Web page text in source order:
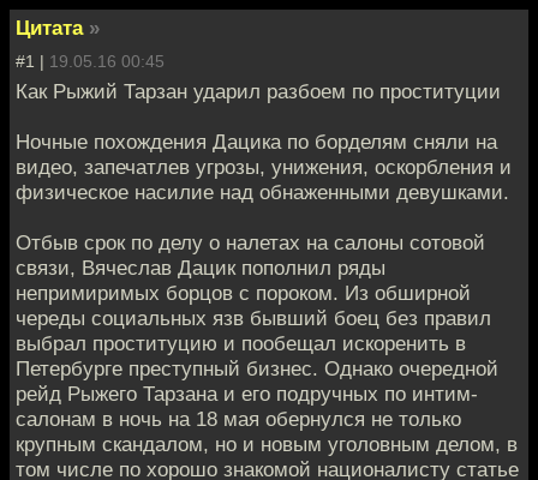
Цитата »
#1 | 19.05.16 00:45
Как Рыжий Тарзан ударил разбоем по проституции
Ночные похождения Дацика по борделям сняли на
видео, запечатлев угрозы, унижения, оскорбления и
физическое насилие над обнаженными девушками.
Отбыв срок по делу о налетах на салоны сотовой
связи, Вячеслав Дацик пополнил ряды
непримиримых борцов с пороком. Из обширной
череды социальных язв бывший боец без правил
выбрал проституцию и пообещал искоренить в
Петербурге преступный бизнес. Однако очередной
рейд Рыжего Тарзана и его подручных по интим-
салонам в ночь на 18 мая обернулся не только
крупным скандалом, но и новым уголовным делом, в
том числе по хорошо знакомой националисту статье